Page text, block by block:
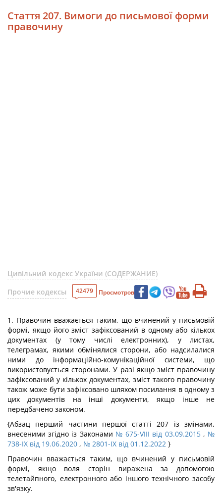
Стаття 207. Вимоги до письмової форми
правочину
Цивільний кодекс України (СОДЕРЖАНИЕ)
Прочие кодексы
42479 Просмотров
1. Правочин вважається таким, що вчинений у письмовій
формі, якщо його зміст зафіксований в одному або кількох
документах (у тому числі електронних), у листах,
телеграмах, якими обмінялися сторони, або надсилалися
ними до інформаційно-комунікаційної системи, що
використовується сторонами. У разі якщо зміст правочину
зафіксований у кількох документах, зміст такого правочину
також може бути зафіксовано шляхом посилання в одному з
цих документів на інші документи, якщо інше не
передбачено законом.
{Абзац перший частини першої статті 207 із змінами,
внесеними згідно із Законами № 675-VIII від 03.09.2015, №
738-IX від 19.06.2020 , № 2801-IX від 01.12.2022 }
Правочин вважається таким, що вчинений у письмовій
формі, якщо воля сторін виражена за допомогою
телетайпного, електронного або іншого технічного засобу
зв'язку.